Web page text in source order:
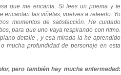
que me encanta. Si lees un poema y te
encantan las viñetas, vuelves a releerlo. Yo
momentos de satisfacción. He cuidado
para que uno vaya respirando con ritmo.
detalle-, y esa mirada la he aprendido
mucha profundidad de personaje en esta
pero también hay mucha enfermedad: